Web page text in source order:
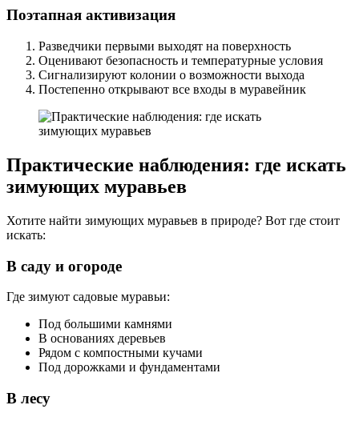
Поэтапная активизация
Разведчики первыми выходят на поверхность
Оценивают безопасность и температурные условия
Сигнализируют колонии о возможности выхода
Постепенно открывают все входы в муравейник
Практические наблюдения: где искать
зимующих муравьев
Хотите найти зимующих муравьев в природе? Вот где стоит
искать:
В саду и огороде
Где зимуют садовые муравьи:
Под большими камнями
В основаниях деревьев
Рядом с компостными кучами
Под дорожками и фундаментами
В лесу